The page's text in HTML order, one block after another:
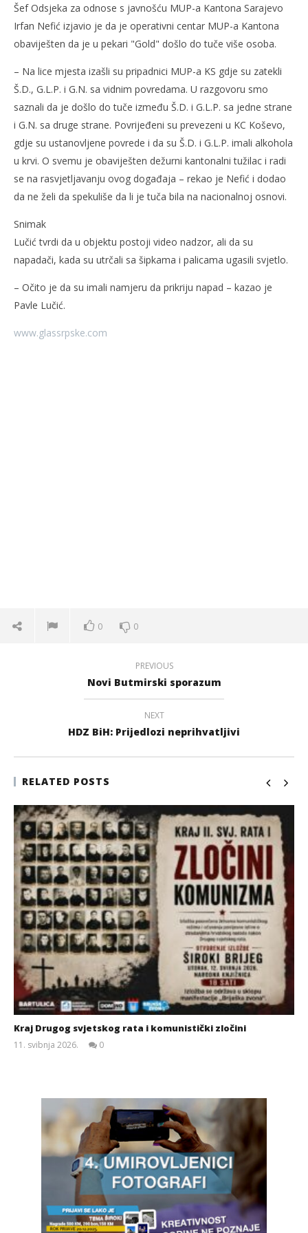
Šef Odsjeka za odnose s javnošću MUP-a Kantona Sarajevo
Irfan Nefić izjavio je da je operativni centar MUP-a Kantona
obaviješten da je u pekari "Gold" došlo do tuče više osoba.
– Na lice mjesta izašli su pripadnici MUP-a KS gdje su zatekli
Š.D., G.L.P. i G.N. sa vidnim povredama. U razgovoru smo
saznali da je došlo do tuče između Š.D. i G.L.P. sa jedne strane
i G.N. sa druge strane. Povrijeđeni su prevezeni u KC Koševo,
gdje su ustanovljene povrede i da su Š.D. i G.L.P. imali alkohola
u krvi. O svemu je obaviješten dežurni kantonalni tužilac i radi
se na rasvjetljavanju ovog događaja – rekao je Nefić i dodao
da ne želi da spekuliše da li je tuča bila na nacionalnoj osnovi.
Snimak
Lučić tvrdi da u objektu postoji video nadzor, ali da su
napadači, kada su utrčali sa šipkama i palicama ugasili svjetlo.
– Očito je da su imali namjeru da prikriju napad – kazao je
Pavle Lučić.
www.glassrpske.com
0 0
PREVIOUS
Novi Butmirski sporazum
NEXT
HDZ BiH: Prijedlozi neprihvatljivi
RELATED POSTS
Kraj Drugog svjetskog rata i komunistički zločini
11. svibnja 2026.
0